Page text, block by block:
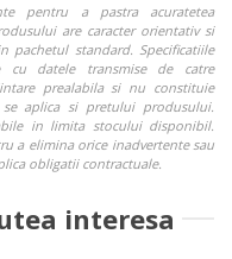
pentru a pastra acuratetea
are caracter orientativ si
pachetul standard. Specificatiile
cu datele transmise de catre
prealabila si nu constituie
aplica si pretului produsului.
in limita stocului disponibil.
a elimina orice inadvertente sau
obligatii contractuale.
interesa